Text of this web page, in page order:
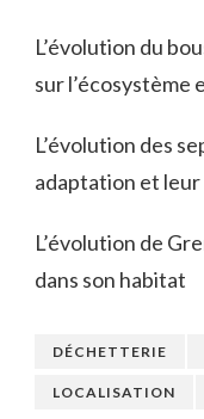
L’évolution du
sur l’écosystème
L’évolution des
adaptation et
L’évolution de
dans son habitat
DÉCHETTERIE
LOCALISATION